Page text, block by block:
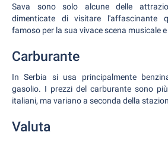
Sava sono solo alcune delle
dimenticate di visitare l'affascinante
famoso per la sua vivace scena musicale
Carburante
In Serbia si usa principalmente
gasolio. I prezzi del carburante sono
italiani, ma variano a seconda della
Valuta